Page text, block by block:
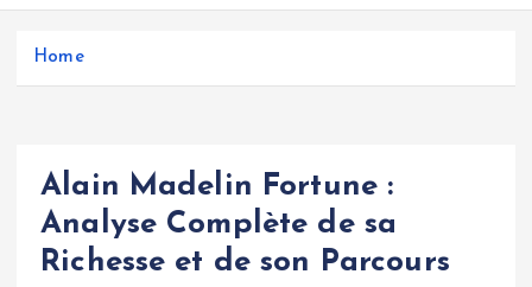
Home
Alain Madelin Fortune :
Analyse Complète de sa
Richesse et de son Parcours